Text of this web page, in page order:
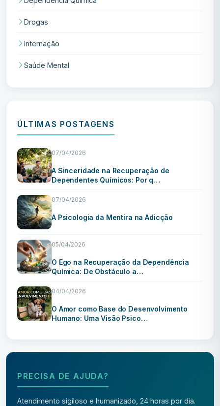
Drogas
Internação
Saúde Mental
ÚLTIMAS POSTAGENS
07/04/2026
A Sinceridade na Recuperação de
Dependentes Químicos: Por q…
07/04/2026
A Psicologia da Mentira na Adicção
05/04/2026
O Ego na Recuperação da Dependência
Química: De Obstáculo a…
04/04/2026
O Amor como Base do Desenvolvimento
Humano: Uma Visão Psico…
PRECISA DE AJUDA?
Atendimento sigiloso e humanizado, 24 horas por dia.